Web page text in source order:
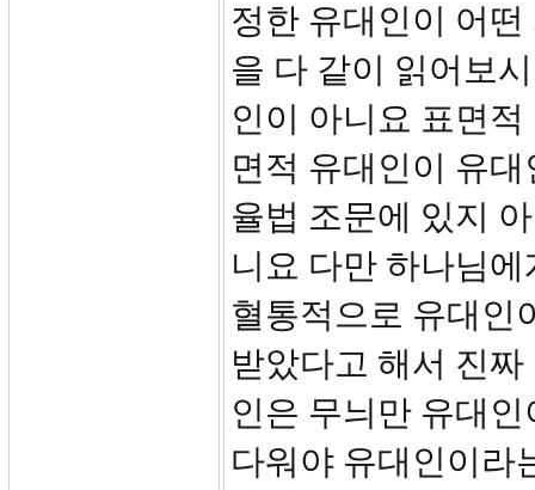
정한 유대인이 어
을 다 같이 읽어보
인이 아니요 표면
면적 유대인이 유
율법 조문에 있지
니요 다만 하나님
혈통적으로 유대인
받았다고 해서 진
인은 무늬만 유대
다워야 유대인이라